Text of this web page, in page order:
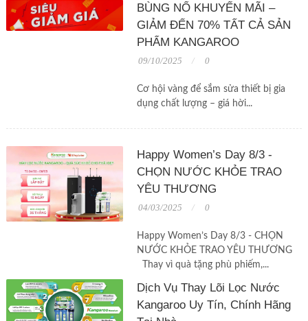
BÙNG NỔ KHUYẾN MÃI –
GIẢM ĐẾN 70% TẤT CẢ SẢN
PHẨM KANGAROO
09/10/2025 0
Cơ hội vàng để sắm sửa thiết bị gia
dụng chất lượng – giá hời...
Happy Women’s Day 8/3 -
CHỌN NƯỚC KHỎE TRAO
YÊU THƯƠNG
04/03/2025 0
Happy Women’s Day 8/3 - CHỌN
NƯỚC KHỎE TRAO YÊU THƯƠNG
Thay vì quà tặng phù phiếm,...
Dịch Vụ Thay Lõi Lọc Nước
Kangaroo Uy Tín, Chính Hãng